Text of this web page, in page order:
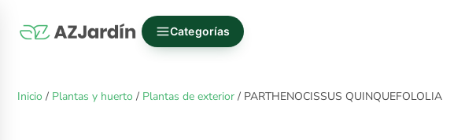
Categorías
Inicio / Plantas y huerto / Plantas de exterior / PARTHENOCISSUS QUINQUEFOLOLIA